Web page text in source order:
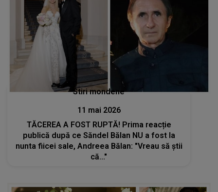
Stiri mondene
11 mai 2026
TĂCEREA A FOST RUPTĂ! Prima reacție
publică după ce Săndel Bălan NU a fost la
nunta fiicei sale, Andreea Bălan: "Vreau să știi
că..."